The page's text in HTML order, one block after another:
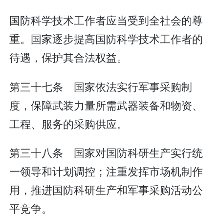
国防科学技术工作者应当受到全社会的尊
重。国家逐步提高国防科学技术工作者的
待遇，保护其合法权益。
第三十七条 国家依法实行军事采购制
度，保障武装力量所需武器装备和物资、
工程、服务的采购供应。
第三十八条 国家对国防科研生产实行统
一领导和计划调控；注重发挥市场机制作
用，推进国防科研生产和军事采购活动公
平竞争。